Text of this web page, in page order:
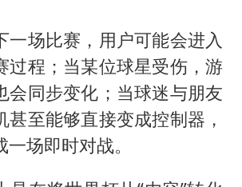
一场比赛，用户可能会进入
过程；当某位球星受伤，游
会同步变化；当球迷与朋友
甚至能够直接变成控制器，
场即时对战。